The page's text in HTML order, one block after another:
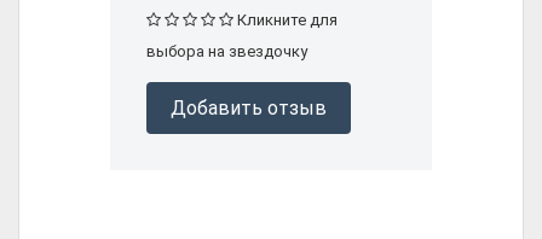
Кликните для
выбора на звездочку
Добавить отзыв